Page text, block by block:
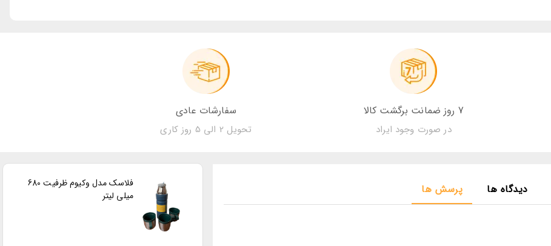
7 روز ضمانت برگشت کالا
در صورت وجود ایراد
سفارشات عادی
تحویل 2 الی 5 روز کاری
دیدگاه ها پرسش ها
فلاسک مدل وکیوم ظرفیت 680
میلی لیتر